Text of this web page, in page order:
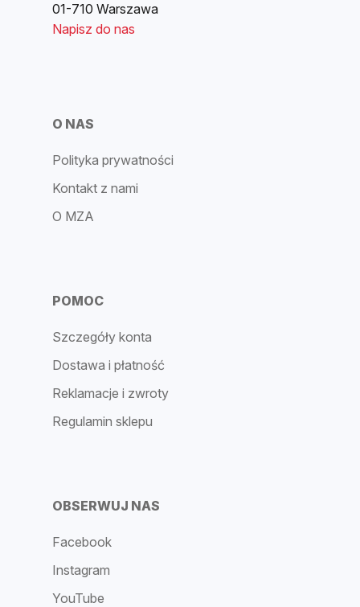
01-710 Warszawa
Napisz do nas
O NAS
Polityka prywatności
Kontakt z nami
O MZA
POMOC
Szczegóły konta
Dostawa i płatność
Reklamacje i zwroty
Regulamin sklepu
OBSERWUJ NAS
Facebook
Instagram
YouTube